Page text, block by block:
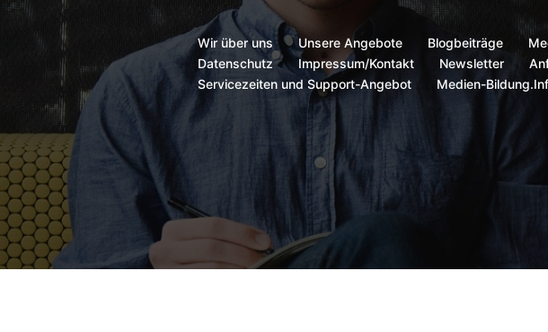
Wir über uns Unsere Angebote Blogbeiträge
Datenschutz
Impressum/Kontakt Newsletter
Servicezeiten und Support-Angebot
Medien-